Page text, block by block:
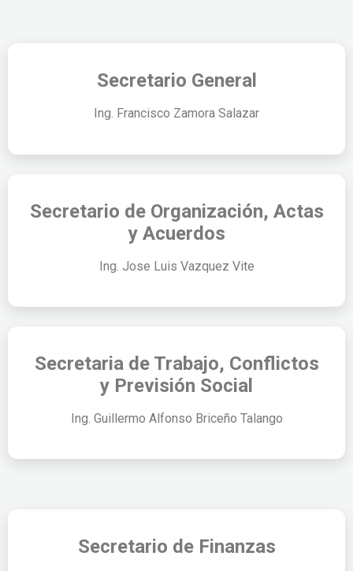
Secretario General
Ing. Francisco Zamora Salazar
Secretario de Organización, Actas
y Acuerdos
Ing. Jose Luis Vazquez Vite
Secretaria de Trabajo, Conflictos
y Previsión Social
Ing. Guillermo Alfonso Briceño Talango
Secretario de Finanzas